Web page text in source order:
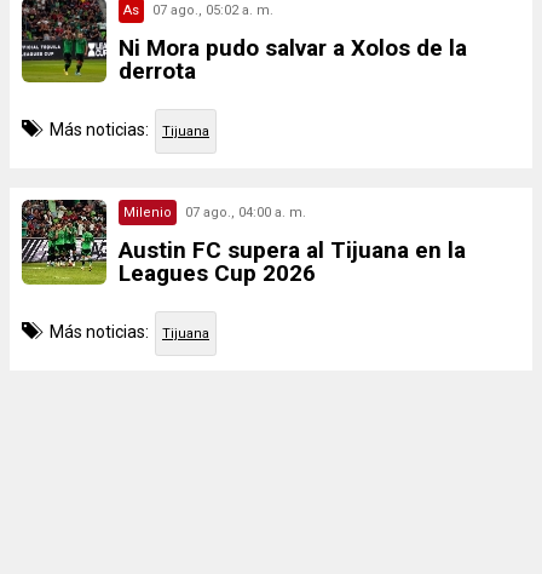
As 07 ago., 05:02 a. m.
Ni Mora pudo salvar a Xolos de la
derrota
Más noticias: Tijuana
Milenio 07 ago., 04:00 a. m.
Austin FC supera al Tijuana en la
Leagues Cup 2026
Más noticias: Tijuana